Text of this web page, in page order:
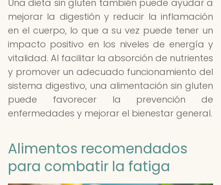
Una dieta sin gluten también puede ayudar a
mejorar la digestión y reducir la inflamación
en el cuerpo, lo que a su vez puede tener un
impacto positivo en los niveles de energía y
vitalidad. Al facilitar la absorción de nutrientes
y promover un adecuado funcionamiento del
sistema digestivo, una alimentación sin gluten
puede favorecer la prevención de
enfermedades y mejorar el bienestar general.
Alimentos recomendados
para combatir la fatiga